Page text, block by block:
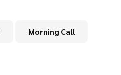
Morning Call